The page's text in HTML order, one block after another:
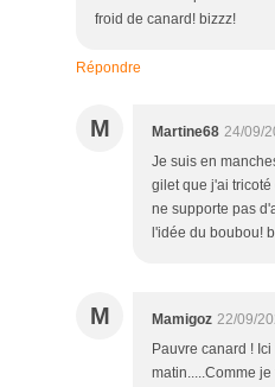
froid de canard! bizzz!
Répondre
M Martine68 24/09/
Je suis en
gilet que j'ai tricoté
ne supporte pas
l'idée du boubou!
M Mamigoz 22/09/
Pauvre canard !
matin.....Comme